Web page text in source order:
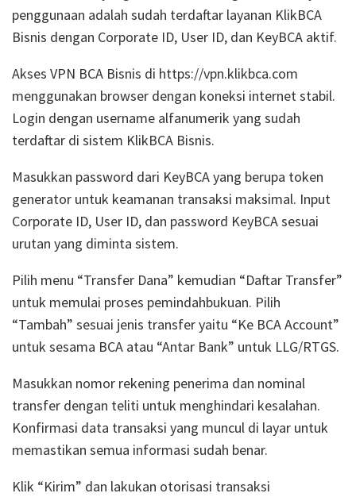
penggunaan adalah sudah terdaftar layanan KlikBCA
Bisnis dengan Corporate ID, User ID, dan KeyBCA aktif.
Akses VPN BCA Bisnis di https://vpn.klikbca.com
menggunakan browser dengan koneksi internet stabil.
Login dengan username alfanumerik yang sudah
terdaftar di sistem KlikBCA Bisnis.
Masukkan password dari KeyBCA yang berupa token
generator untuk keamanan transaksi maksimal. Input
Corporate ID, User ID, dan password KeyBCA sesuai
urutan yang diminta sistem.
Pilih menu “Transfer Dana” kemudian “Daftar Transfer”
untuk memulai proses pemindahbukuan. Pilih
“Tambah” sesuai jenis transfer yaitu “Ke BCA Account”
untuk sesama BCA atau “Antar Bank” untuk LLG/RTGS.
Masukkan nomor rekening penerima dan nominal
transfer dengan teliti untuk menghindari kesalahan.
Konfirmasi data transaksi yang muncul di layar untuk
memastikan semua informasi sudah benar.
Klik “Kirim” dan lakukan otorisasi transaksi